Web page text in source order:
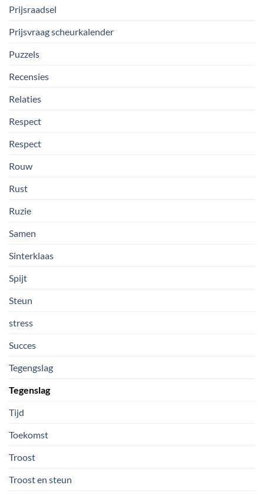
Prijsraadsel
Prijsvraag scheurkalender
Puzzels
Recensies
Relaties
Respect
Respect
Rouw
Rust
Ruzie
Samen
Sinterklaas
Spijt
Steun
stress
Succes
Tegengslag
Tegenslag
Tijd
Toekomst
Troost
Troost en steun